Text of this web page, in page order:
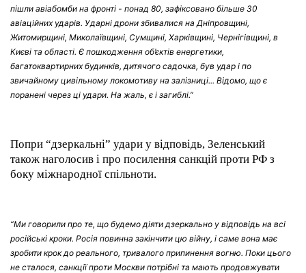
пішли авіабомби на фронті - понад 80, зафіксовано більше 30
авіаційних ударів. Ударні дрони збивалися на Дніпровщині,
Житомирщині, Миколаївщині, Сумщині, Харківщині, Чернігівщині, в
Києві та області. Є пошкодження об’єктів енергетики,
багатоквартирних будинків, дитячого садочка, був удар і по
звичайному цивільному локомотиву на залізниці... Відомо, що є
поранені через ці удари. На жаль, є і загиблі.”
Попри “дзеркальні” удари у відповідь, Зеленський
також наголосив і про посилення санкцій проти РФ з
боку міжнародної спільноти.
“Ми говорили про те, що будемо діяти дзеркально у відповідь на всі
російські кроки. Росія повинна закінчити цю війну, і саме вона має
зробити крок до реального, тривалого припинення вогню. Поки цього
не сталося, санкції проти Москви потрібні та мають продовжувати